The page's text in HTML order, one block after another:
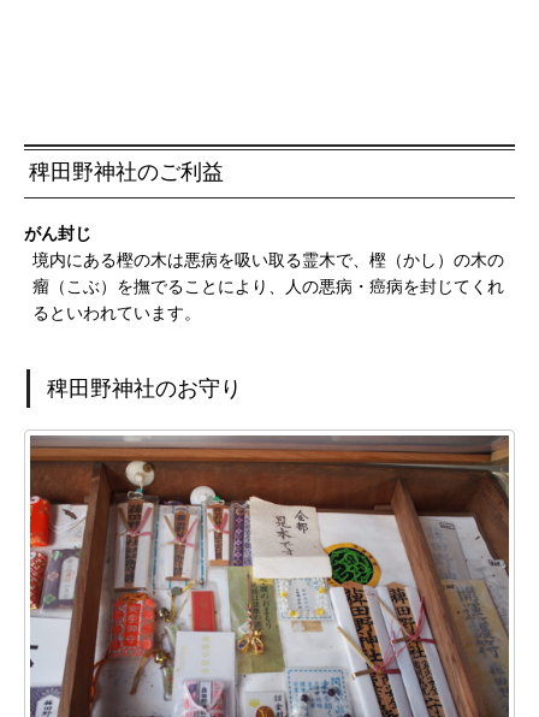
稗田野神社のご利益
がん封じ
境内にある樫の木は悪病を吸い取る霊木で、樫（かし）の木の
瘤（こぶ）を撫でることにより、人の悪病・癌病を封じてくれ
るといわれています。
稗田野神社のお守り